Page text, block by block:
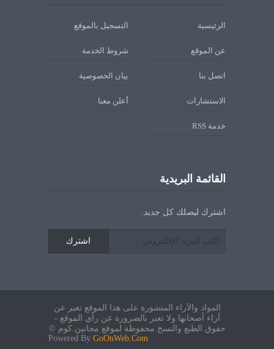
الرئيسية التسجيل بالموقع
عن الموقع شروط الخدمة
اتصل بنا بيان الخصوصية
الاستشارات أعلن معنا
خدمة RSS
القائمة البريدية
اشترك ليصلك كل جديد.
اشترك
المواد والآراء المنشورة على هذا الموقع تعبر عن
آراء أصحابها ولا تعبر بالضرورة عن رأي الموقع -
حقوق الطبع والنسخ محفوظة لموقع مجانين.كوم ©
Powered By GoOnWeb.Com